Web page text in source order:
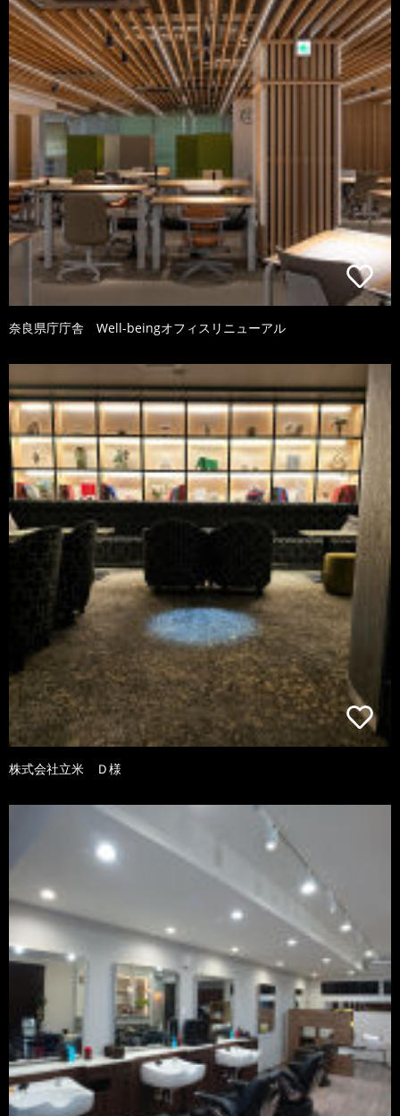
奈良県庁庁舎 Well-beingオフィスリニューアル
株式会社立米 Ｄ様